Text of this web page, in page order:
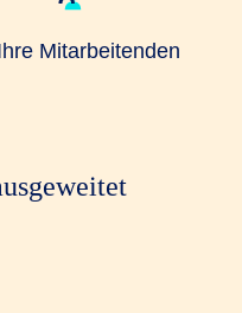
Mitarbeitenden